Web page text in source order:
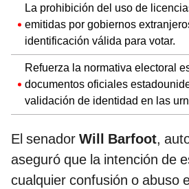
La prohibición del uso de
emitidas por gobiernos
identificación válida para votar.
Refuerza la normativa electoral
documentos oficiales
validación de identidad en las
El senador Will Barfoot,
aseguró que la intención de
cualquier confusión o abuso